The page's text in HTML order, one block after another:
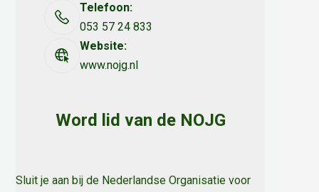
Telefoon:
053 57 24 833
Website:
www.nojg.nl
Word lid van de NOJG
Sluit je aan bij de Nederlandse Organisatie voor